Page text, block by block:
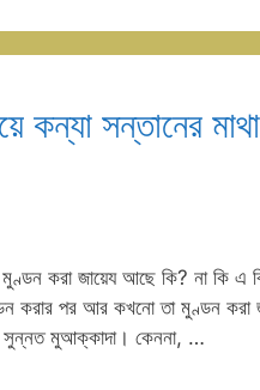
কন্যা সন্তানের
করা জায়েয আছে কি? না কি এ
করার পর আর কখনো তা মুণ্ডন
সুন্নত মুআক্কাদা। কেননা, …